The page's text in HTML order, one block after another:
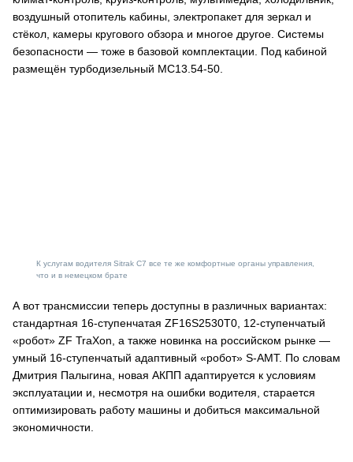
воздушный отопитель кабины, электропакет для зеркал и
стёкол, камеры кругового обзора и многое другое. Системы
безопасности — тоже в базовой комплектации. Под кабиной
размещён турбодизельный MC13.54-50.
К услугам водителя Sitrak C7 все те же комфортные органы управления,
что и в немецком брате
А вот трансмиссии теперь доступны в различных вариантах:
стандартная 16-ступенчатая ZF16S2530T0, 12-ступенчатый
«робот» ZF TraXon, а также новинка на российском рынке —
умный 16-ступенчатый адаптивный «робот» S-AMT. По словам
Дмитрия Палыгина, новая АКПП адаптируется к условиям
эксплуатации и, несмотря на ошибки водителя, старается
оптимизировать работу машины и добиться максимальной
экономичности.